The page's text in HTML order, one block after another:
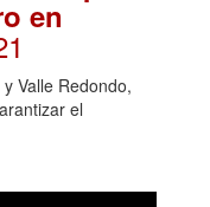
en
Valle Redondo,
el